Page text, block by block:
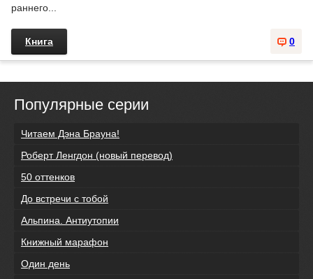
раннего...
0
Книга
Популярные серии
Читаем Дэна Брауна!
Роберт Ленгдон (новый перевод)
50 оттенков
До встречи с тобой
Альпина. Антиутопии
Книжный марафон
Один день